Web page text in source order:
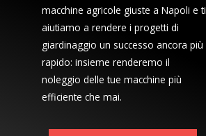
macchine agricole giuste a Napoli e ti
aiutiamo a rendere i progetti di
giardinaggio un successo ancora più
rapido: insieme renderemo il
noleggio delle tue macchine più
efficiente che mai.